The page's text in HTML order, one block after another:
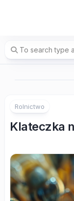
Rolnictwo
Klateczka